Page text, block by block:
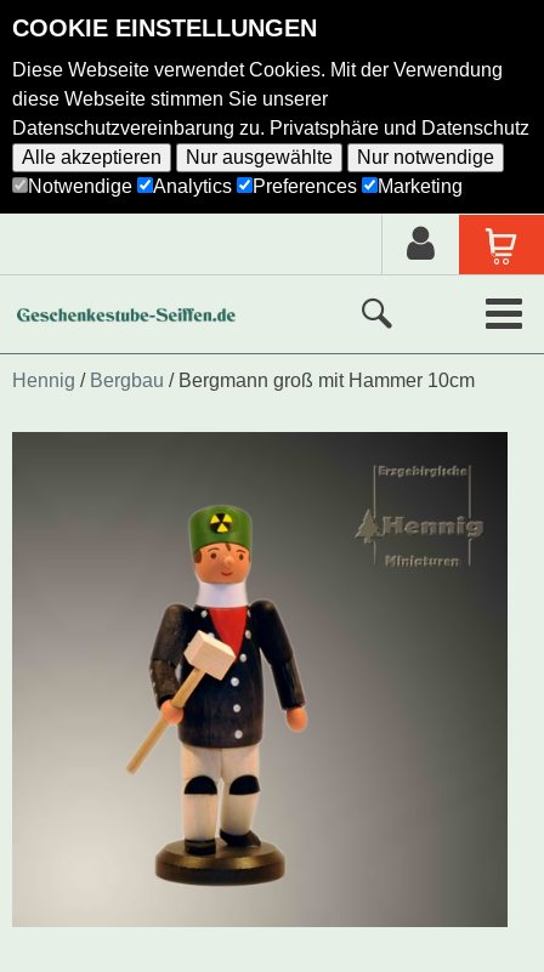
COOKIE EINSTELLUNGEN
Diese Webseite verwendet Cookies. Mit der Verwendung
diese Webseite stimmen Sie unserer
Datenschutzvereinbarung zu. Privatsphäre und Datenschutz
Alle akzeptieren
Nur ausgewählte
Nur notwendige
Notwendige
Analytics Preferences Marketing
Neue Produkte
Ausgewählte Produkte
Holzkunst nach Hersteller
Räucherfiguren
Hennig Bergbau Bergmann groß mit Hammer 10cm